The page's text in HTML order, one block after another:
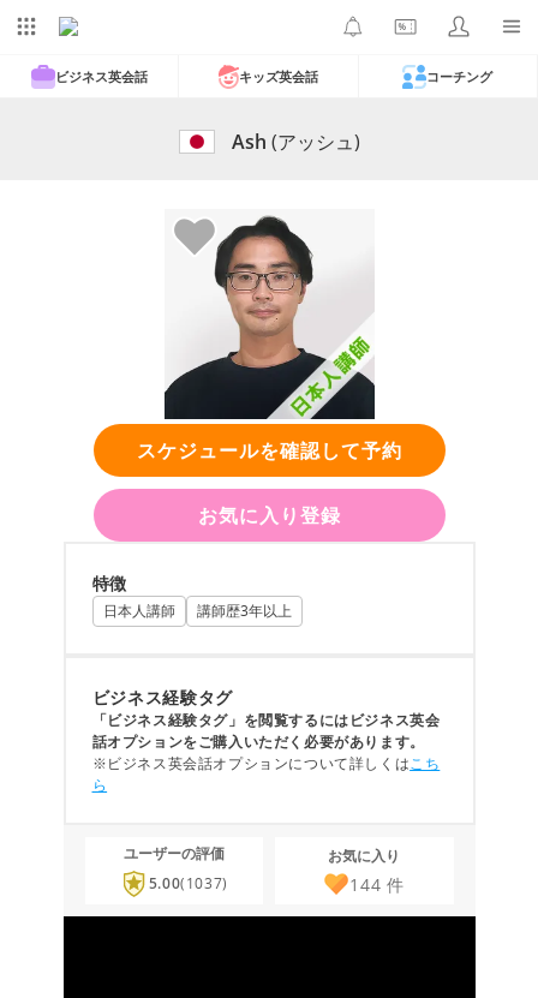
ビジネス英会話 キッズ英会話 コーチング
Ash (アッシュ)
スケジュールを確認して予約
お気に入り登録
特徴
日本人講師 講師歴3年以上
ビジネス経験タグ
「ビジネス経験タグ」を閲覧するにはビジネス英会
話オプションをご購入いただく必要があります。
※ビジネス英会話オプションについて詳しくはこち
ら
ユーザーの評価
5.00(1037)
お気に入り
144 件